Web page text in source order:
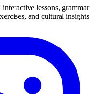
lessons, grammar
and cultural insights.